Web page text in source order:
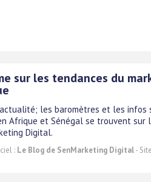
sur les tendances du
les baromètres et les infos
Afrique et Sénégal se trouvent sur
Digital.
: Le Blog de SenMarketing Digital-